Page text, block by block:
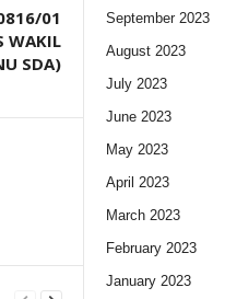
01
WAKIL
SDA)
September 2023
August 2023
July 2023
June 2023
May 2023
April 2023
March 2023
February 2023
January 2023